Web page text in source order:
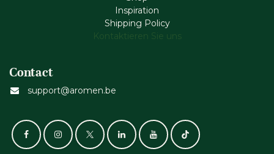
Inspiration
Shipping Policy
Kontaktieren Sie uns
Contact
support@aromen.be